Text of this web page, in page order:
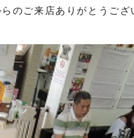
のご来店ありがとうご